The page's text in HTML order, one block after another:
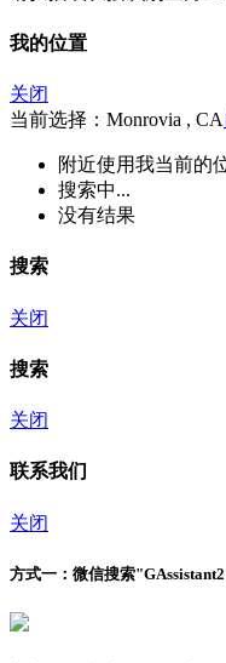
我的位置
关闭
当前选择：Monrovia , CA
附近使用我当前的
搜索中...
没有结果
搜索
关闭
搜索
关闭
联系我们
关闭
方式一： 微信搜索"GAssistant2